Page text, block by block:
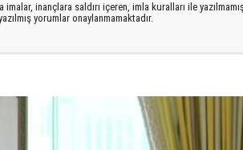
inançlara saldırı içeren, imla kuralları ile
yorumlar onaylanmamaktadır.